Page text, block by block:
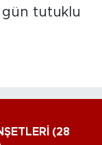
gün tutuklu
(28